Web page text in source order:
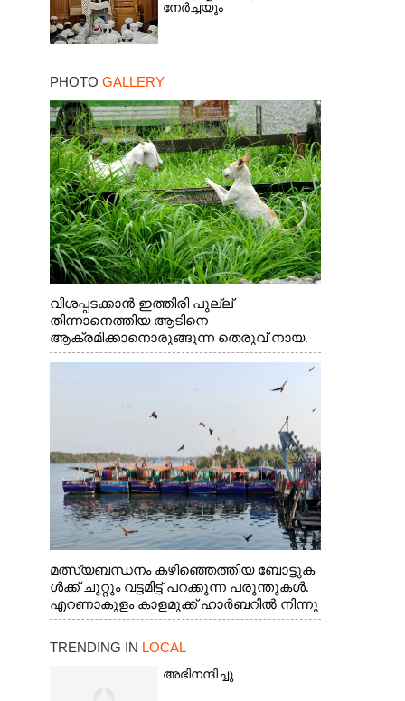
നേർച്ചയും
PHOTO GALLERY
വിശപ്പടക്കാൻ ഇത്തിരി പുല്ല്
തിന്നാനെത്തിയ ആടിനെ
ആക്രമിക്കാനൊരുങ്ങുന്ന തെരുവ് നായ.
എറണാകുളം വാത്തുരുത്തിയിൽ നിന്നുള്ള
മത്സ്യബന്ധനം കഴിഞ്ഞെത്തിയ ബോട്ടുക
ൾക്ക് ചുറ്റും വട്ടമിട്ട് പറക്കുന്ന പരുന്തുകൾ.
എറണാകുളം കാളമുക്ക് ഹാർബറിൽ നിന്നു
ള്ള കാഴ്ച
TRENDING IN LOCAL
അഭിനന്ദിച്ചു